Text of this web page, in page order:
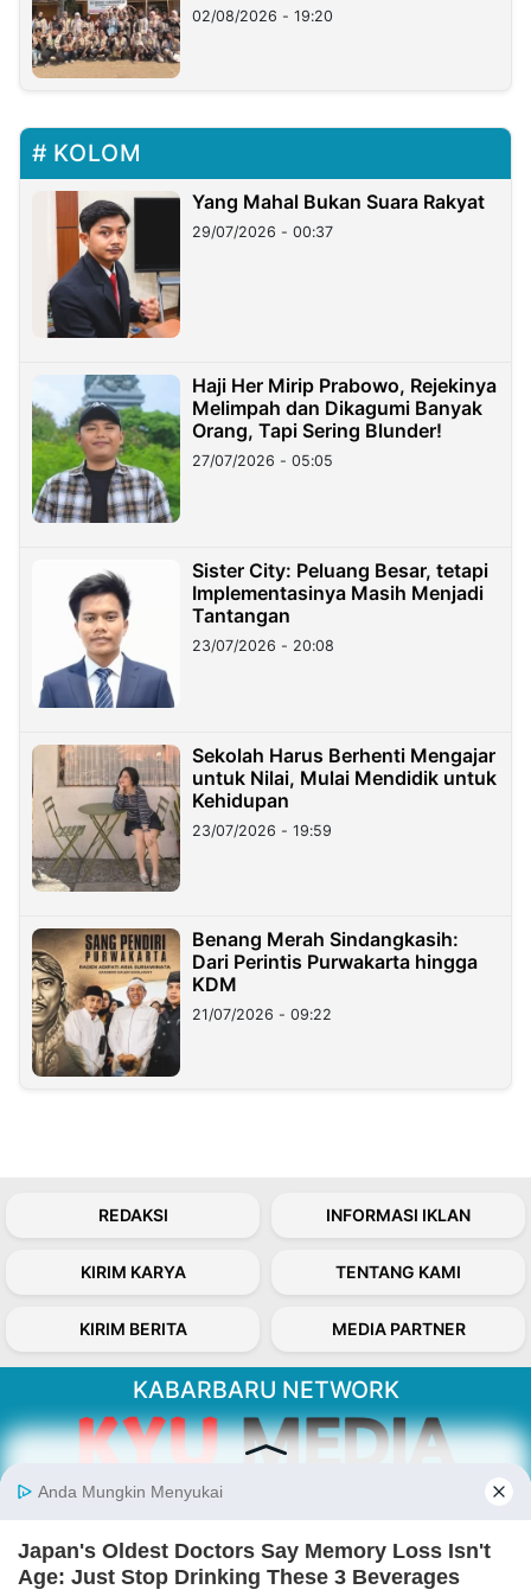
02/08/2026 - 19:20
KOLOM
Yang Mahal Bukan Suara Rakyat
29/07/2026 - 00:37
Haji Her Mirip Prabowo, Rejekinya
Melimpah dan Dikagumi Banyak
Orang, Tapi Sering Blunder!
27/07/2026 - 05:05
Sister City: Peluang Besar, tetapi
Implementasinya Masih Menjadi
Tantangan
23/07/2026 - 20:08
Sekolah Harus Berhenti Mengajar
untuk Nilai, Mulai Mendidik untuk
Kehidupan
23/07/2026 - 19:59
Benang Merah Sindangkasih:
Dari Perintis Purwakarta hingga
KDM
21/07/2026 - 09:22
REDAKSI INFORMASI IKLAN
KIRIM KARYA TENTANG KAMI
KIRIM BERITA MEDIA PARTNER
KABARBARU NETWORK
Kabarbaru.co menyajikan berita aktual dan
inspiratif dari sudut pandang berbaik sangka